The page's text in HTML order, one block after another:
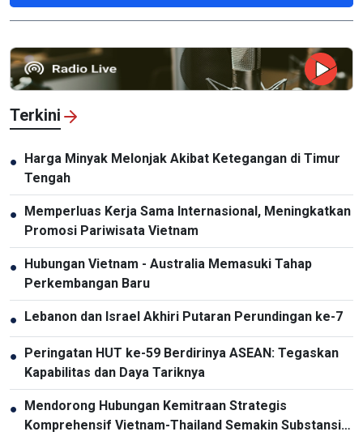
Terkini
●
Harga Minyak Melonjak Akibat Ketegangan di Timur
Tengah
●
Memperluas Kerja Sama Internasional, Meningkatkan
Promosi Pariwisata Vietnam
●
Hubungan Vietnam - Australia Memasuki Tahap
Perkembangan Baru
● Lebanon dan Israel Akhiri Putaran Perundingan ke-7
●
Peringatan HUT ke-59 Berdirinya ASEAN: Tegaskan
Kapabilitas dan Daya Tariknya
●
Mendorong Hubungan Kemitraan Strategis
Komprehensif Vietnam-Thailand Semakin Substansial